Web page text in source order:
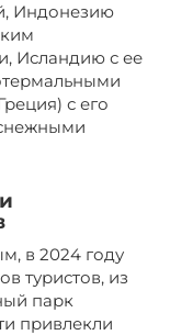
Индонезию
Исландию с ее
с его
в 2024 году
туристов, из
парк
привлекли